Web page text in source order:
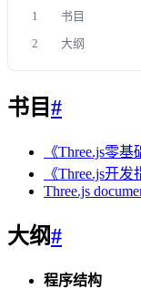
1
书目
2
大纲
书目#
《Three.js零基
《Three.js开发
Three.js
大纲#
程序结构